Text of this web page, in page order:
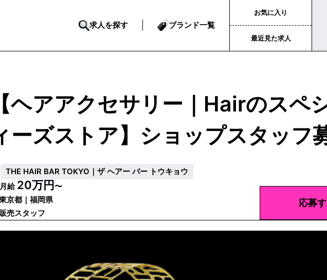
求人を探す ブランド一覧
お気に入り
最近見た求人
【ヘアアクセサリー｜Hairのスペ
ーズストア】ショップスタッフ
THE HAIR BAR TOKYO｜ザ ヘアー バー トウキョウ
月給 20万円〜
京都｜福岡県
売スタッフ
応募